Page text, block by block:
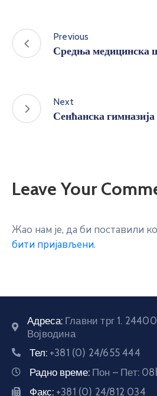
Previous
Средња медицинска
Next
Сенћанска гимназија
Leave Your
Жао нам је, да би поставили
бити пријављени.
Адреса: Главни трг 1.
Војводина
Тел: +381 (0) 24/655 444
Радно време: Пон – Пет:
Факс: +381 (0) 24/812 034